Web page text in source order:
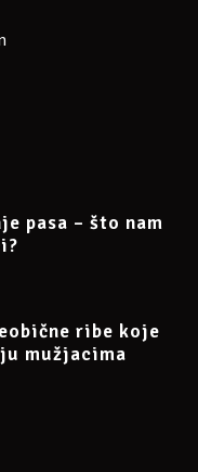
pasa – što nam
ribe koje
mužjacima